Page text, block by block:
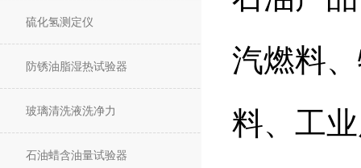
硫化氢测定仪
防锈油脂湿热试验器
玻璃清洗液洗净力
石油蜡含油量试验器
汽燃料
料、工